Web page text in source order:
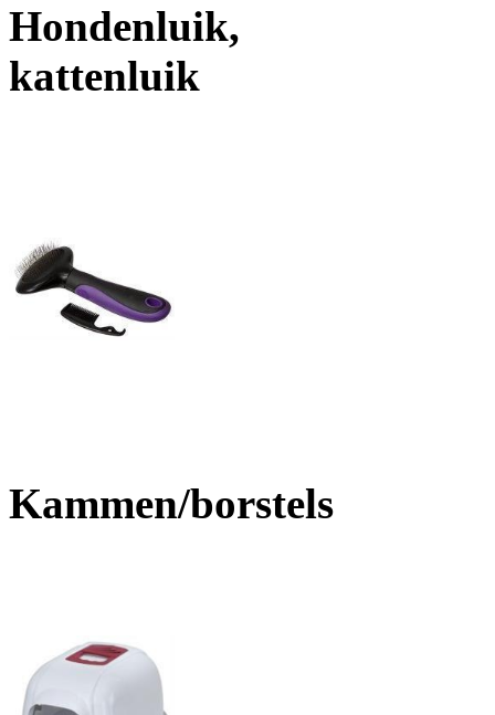
Hondenluik,
kattenluik
Kammen/borstels